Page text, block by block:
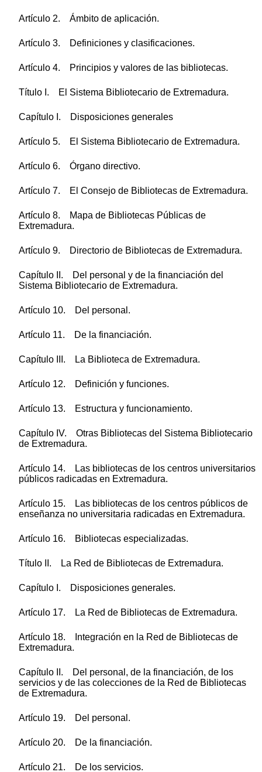
Artículo 2. Ámbito de aplicación.
Artículo 3. Definiciones y clasificaciones.
Artículo 4. Principios y valores de las bibliotecas.
Título I. El Sistema Bibliotecario de Extremadura.
Capítulo I. Disposiciones generales
Artículo 5. El Sistema Bibliotecario de Extremadura.
Artículo 6. Órgano directivo.
Artículo 7. El Consejo de Bibliotecas de Extremadura.
Artículo 8. Mapa de Bibliotecas Públicas de
Extremadura.
Artículo 9. Directorio de Bibliotecas de Extremadura.
Capítulo II. Del personal y de la financiación del
Sistema Bibliotecario de Extremadura.
Artículo 10. Del personal.
Artículo 11. De la financiación.
Capítulo III. La Biblioteca de Extremadura.
Artículo 12. Definición y funciones.
Artículo 13. Estructura y funcionamiento.
Capítulo IV. Otras Bibliotecas del Sistema Bibliotecario
de Extremadura.
Artículo 14. Las bibliotecas de los centros universitarios
públicos radicadas en Extremadura.
Artículo 15. Las bibliotecas de los centros públicos de
enseñanza no universitaria radicadas en Extremadura.
Artículo 16. Bibliotecas especializadas.
Título II. La Red de Bibliotecas de Extremadura.
Capítulo I. Disposiciones generales.
Artículo 17. La Red de Bibliotecas de Extremadura.
Artículo 18. Integración en la Red de Bibliotecas de
Extremadura.
Capítulo II. Del personal, de la financiación, de los
servicios y de las colecciones de la Red de Bibliotecas
de Extremadura.
Artículo 19. Del personal.
Artículo 20. De la financiación.
Artículo 21. De los servicios.